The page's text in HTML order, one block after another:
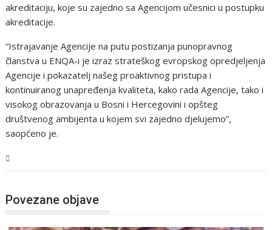
akreditaciju, koje su zajedno sa Agencijom učesnici u postupku
akreditacije.
“Istrajavanje Agencije na putu postizanja punopravnog
članstva u ENQA-i je izraz strateškog evropskog opredjeljenja
Agencije i pokazatelj našeg proaktivnog pristupa i
kontinuiranog unapređenja kvaliteta, kako rada Agencije, tako i
visokog obrazovanja u Bosni i Hercegovini i opšteg
društvenog ambijenta u kojem svi zajedno djelujemo”,
saopćeno je.
Povezane objave